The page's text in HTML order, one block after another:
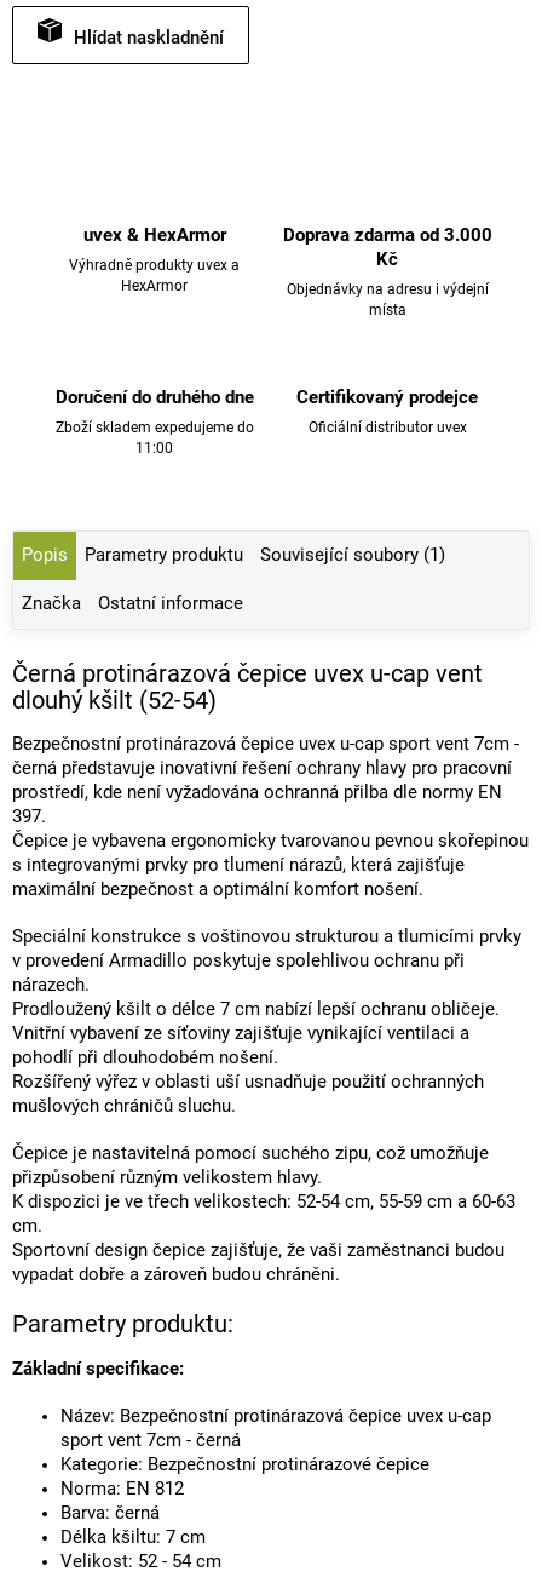
Hlídat
uvex & HexArmor
Výhradně produkty uvex a
HexArmor
Doprava zdarma od 3.000
Kč
Objednávky na adresu i výdejní
místa
Doručení do druhého dne
Zboží skladem expedujeme do
11:00
Certifikovaný prodejce
Oficiální distributor uvex
Popis Parametry produktu Související soubory (1)
Značka Ostatní informace
Černá protinárazová čepice uvex u-cap vent
dlouhý kšilt (52-54)
Bezpečnostní protinárazová čepice uvex u-cap sport vent 7cm -
černá představuje inovativní řešení ochrany hlavy pro pracovní
prostředí, kde není vyžadována ochranná přilba dle normy EN
397.
Čepice je vybavena ergonomicky tvarovanou pevnou skořepinou
s integrovanými prvky pro tlumení nárazů, která zajišťuje
maximální bezpečnost a optimální komfort nošení.
Speciální konstrukce s voštinovou strukturou a tlumicími prvky
v provedení Armadillo poskytuje spolehlivou ochranu při
nárazech.
Prodloužený kšilt o délce 7 cm nabízí lepší ochranu obličeje.
Vnitřní vybavení ze síťoviny zajišťuje vynikající ventilaci a
pohodlí při dlouhodobém nošení.
Rozšířený výřez v oblasti uší usnadňuje použití ochranných
mušlových chráničů sluchu.
Čepice je nastavitelná pomocí suchého zipu, což umožňuje
přizpůsobení různým velikostem hlavy.
K dispozici je ve třech velikostech: 52-54 cm, 55-59 cm a 60-63
cm.
Sportovní design čepice zajišťuje, že vaši zaměstnanci budou
vypadat dobře a zároveň budou chráněni.
Parametry produktu:
Základní specifikace:
Název: Bezpečnostní protinárazová čepice uvex u-cap
sport vent 7cm - černá
Kategorie: Bezpečnostní protinárazové čepice
Norma: EN 812
Barva: černá
Délka kšiltu: 7 cm
Velikost: 52 - 54 cm